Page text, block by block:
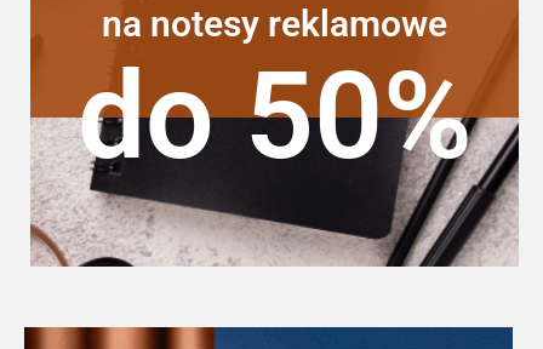
na notesy reklamowe
do 50%